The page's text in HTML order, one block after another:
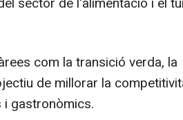
com la transició verda, la
de millorar la
gastronòmics.